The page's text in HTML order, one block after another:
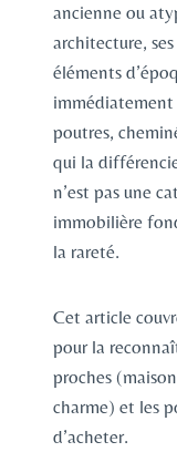
ancienne ou
architecture,
éléments
poutres,
qui la
n’est pas une
immobilière
la rareté.
Cet article
pour la
proches
charme) et les
d’acheter.